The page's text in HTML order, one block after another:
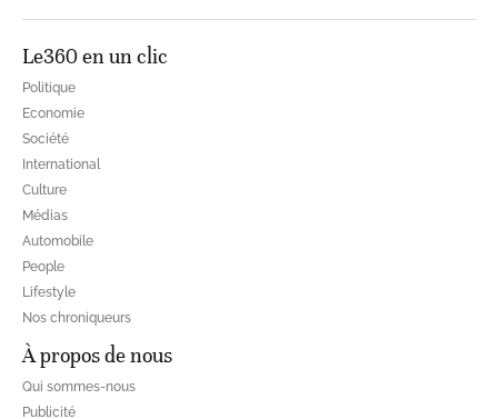
Le360 en un clic
Politique
Economie
Société
International
Culture
Médias
Automobile
People
Lifestyle
Nos chroniqueurs
À propos de nous
Qui sommes-nous
Publicité